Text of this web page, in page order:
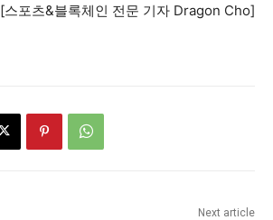
[스포츠&블록체인 전문 기자 Dragon Cho]
Next article